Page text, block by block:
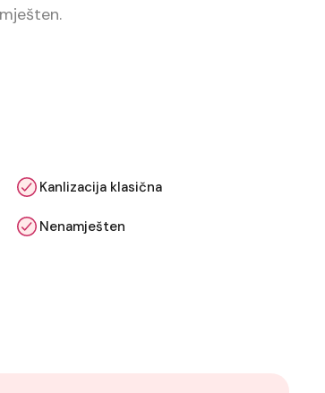
Kanlizacija klasična
Nenamješten